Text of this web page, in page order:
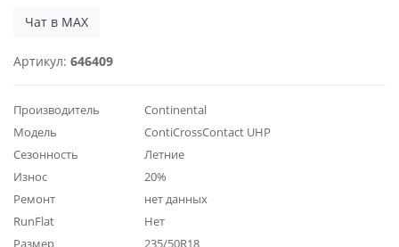
Чат в MAX
Артикул: 646409
Производитель
Continental
Модель
ContiCrossContact UHP
Сезонность
Летние
Износ
20%
Ремонт
нет данных
RunFlat
Нет
Размер
235/50R18